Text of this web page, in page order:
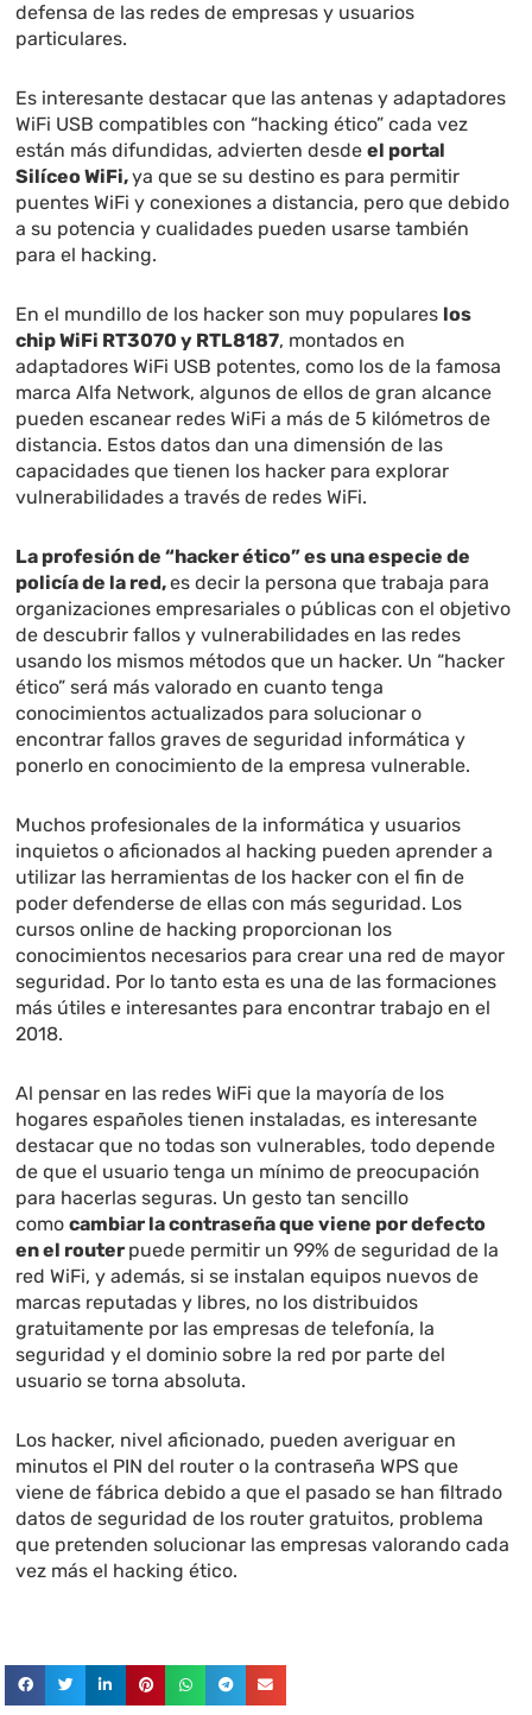
defensa de las redes de empresas y usuarios
particulares.
Es interesante destacar que las antenas y adaptadores
WiFi USB compatibles con “hacking ético” cada vez
están más difundidas, advierten desdeel portal
Silíceo WiFi,ya que se su destino es para permitir
puentes WiFi y conexiones a distancia, pero que debido
a su potencia y cualidades pueden usarse también
para el hacking.
En el mundillo de los hacker son muy populares los
chip WiFi RT3070 y RTL8187, montados en
adaptadores WiFi USB potentes, como los de la famosa
marca Alfa Network, algunos de ellos de gran alcance
pueden escanear redes WiFi a más de 5 kilómetros de
distancia. Estos datos dan una dimensión de las
capacidades que tienen los hacker para explorar
vulnerabilidades a través de redes WiFi.
La profesión de “hacker ético” es una especie de
policía de la red,es decir la persona que trabaja para
organizaciones empresariales o públicas con el objetivo
de descubrir fallos y vulnerabilidades en las redes
usando los mismos métodos que un hacker. Un “hacker
ético” será más valorado en cuanto tenga
conocimientos actualizados para solucionar o
encontrar fallos graves de seguridad informática y
ponerlo en conocimiento de la empresa vulnerable.
Muchos profesionales de la informática y usuarios
inquietos o aficionados al hacking pueden aprender a
utilizar las herramientas de los hacker con el fin de
poder defenderse de ellas con más seguridad. Los
cursos online de hacking proporcionan los
conocimientos necesarios para crear una red de mayor
seguridad. Por lo tanto esta es una de las formaciones
más útiles e interesantes para encontrar trabajo en el
2018.
Al pensar en las redes WiFi que la mayoría de los
hogares españoles tienen instaladas, es interesante
destacar que no todas son vulnerables, todo depende
de que el usuario tenga un mínimo de preocupación
para hacerlas seguras. Un gesto tan sencillo
comocambiar la contraseña que viene por defecto
en el router puede permitir un 99% de seguridad de la
red WiFi, y además, si se instalan equipos nuevos de
marcas reputadas y libres, no los distribuidos
gratuitamente por las empresas de telefonía, la
seguridad y el dominio sobre la red por parte del
usuario se torna absoluta.
Los hacker, nivel aficionado, pueden averiguar en
minutos el PIN del router o la contraseña WPS que
viene de fábrica debido a que el pasado se han filtrado
datos de seguridad de los router gratuitos, problema
que pretenden solucionar las empresas valorando cada
vez más el hacking ético.